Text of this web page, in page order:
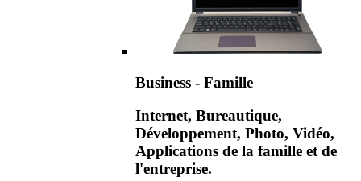
Business - Famille
Internet, Bureautique,
Développement, Photo, Vidéo,
Applications de la famille et de
l'entreprise.